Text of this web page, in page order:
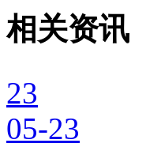
相关资讯
23
05-23